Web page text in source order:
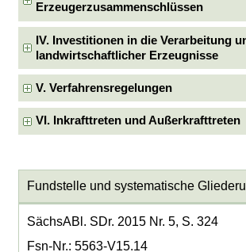
Erzeugerzusammenschlüssen
IV. Investitionen in die Verarbeitung
landwirtschaftlicher Erzeugnisse
V. Verfahrensregelungen
VI. Inkrafttreten und Außerkrafttreten
Fundstelle und systematische
SächsABl. SDr. 2015 Nr. 5, S. 324
Fsn-Nr.: 5563-V15.14